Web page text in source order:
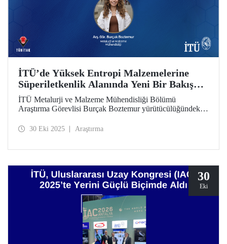
İTÜ’de Yüksek Entropi Malzemelerine
Süperiletkenlik Alanında Yeni Bir Bakış
Açısı Getirmeyi Hedefleyen Projeye
TÜBİTAK 1005 Desteği
İTÜ Metalurji ve Malzeme Mühendisliği Bölümü
Araştırma Görevlisi Burçak Boztemur yürütücülüğündeki
Uygulamaları için Kullanımı: Simülasyon, Sentezleme ve
30 Eki 2025 Araştırma
30
Eki